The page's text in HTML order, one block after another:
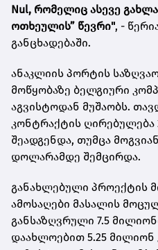
Nul, რომელიც ასევე
ოთხეულის” წევრი", -
განცხადებაში.
ანაკლიის პორტის
მოწყობაზე ბელგიური
აგვისტოდან მუშაობს.
კონტრაქტის
შეადგენდა, თუმცა
დოლარამდე შემცირდა.
განახლებული პროექტის
ამოსაღები მასალის
განსაზღვრული 7.5
დაახლოებით 5.25 მილიონ